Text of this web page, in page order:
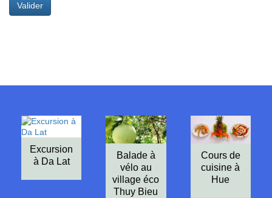
Valider
Excursion
à Da Lat
Balade à
vélo au
village éco
Thuy Bieu
Cours de
cuisine à
Hue